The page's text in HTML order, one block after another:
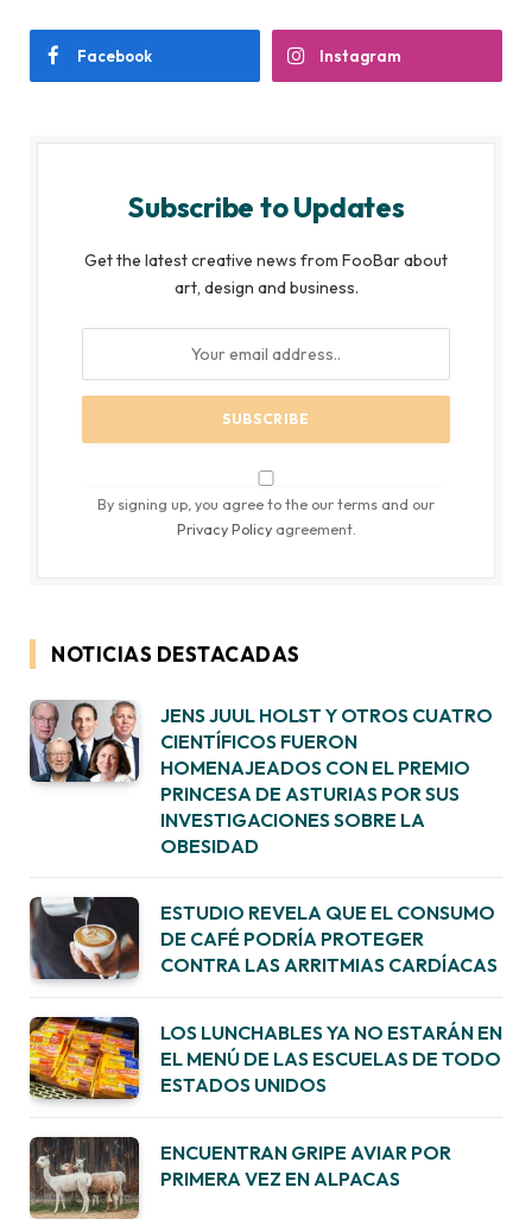
Facebook Instagram
Subscribe to Updates
Get the latest creative news from FooBar about
art, design and business.
By signing up, you agree to the our terms and our
Privacy Policyagreement.
NOTICIAS DESTACADAS
JENS JUUL HOLST Y OTROS CUATRO
CIENTÍFICOS FUERON
HOMENAJEADOS CON EL PREMIO
PRINCESA DE ASTURIAS POR SUS
INVESTIGACIONES SOBRE LA
OBESIDAD
ESTUDIO REVELA QUE EL CONSUMO
DE CAFÉ PODRÍA PROTEGER
CONTRA LAS ARRITMIAS CARDÍACAS
LOS LUNCHABLES YA NO ESTARÁN EN
EL MENÚ DE LAS ESCUELAS DE TODO
ESTADOS UNIDOS
ENCUENTRAN GRIPE AVIAR POR
PRIMERA VEZ EN ALPACAS